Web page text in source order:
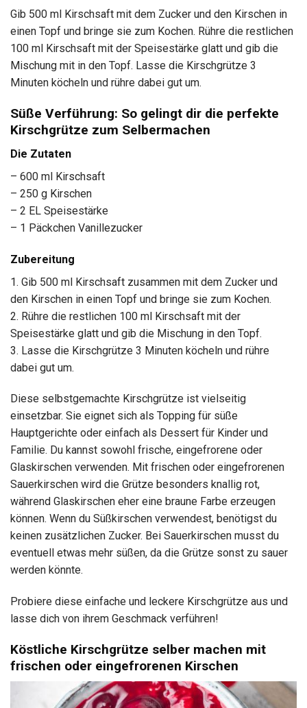
Gib 500 ml Kirschsaft mit dem Zucker und den Kirschen in
einen Topf und bringe sie zum Kochen. Rühre die restlichen
100 ml Kirschsaft mit der Speisestärke glatt und gib die
Mischung mit in den Topf. Lasse die Kirschgrütze 3
Minuten köcheln und rühre dabei gut um.
Süße Verführung: So gelingt dir die perfekte
Kirschgrütze zum Selbermachen
Die Zutaten
– 600 ml Kirschsaft
– 250 g Kirschen
– 2 EL Speisestärke
– 1 Päckchen Vanillezucker
Zubereitung
1. Gib 500 ml Kirschsaft zusammen mit dem Zucker und
den Kirschen in einen Topf und bringe sie zum Kochen.
2. Rühre die restlichen 100 ml Kirschsaft mit der
Speisestärke glatt und gib die Mischung in den Topf.
3. Lasse die Kirschgrütze 3 Minuten köcheln und rühre
dabei gut um.
Diese selbstgemachte Kirschgrütze ist vielseitig
einsetzbar. Sie eignet sich als Topping für süße
Hauptgerichte oder einfach als Dessert für Kinder und
Familie. Du kannst sowohl frische, eingefrorene oder
Glaskirschen verwenden. Mit frischen oder eingefrorenen
Sauerkirschen wird die Grütze besonders knallig rot,
während Glaskirschen eher eine braune Farbe erzeugen
können. Wenn du Süßkirschen verwendest, benötigst du
keinen zusätzlichen Zucker. Bei Sauerkirschen musst du
eventuell etwas mehr süßen, da die Grütze sonst zu sauer
werden könnte.
Probiere diese einfache und leckere Kirschgrütze aus und
lasse dich von ihrem Geschmack verführen!
Köstliche Kirschgrütze selber machen mit
frischen oder eingefrorenen Kirschen